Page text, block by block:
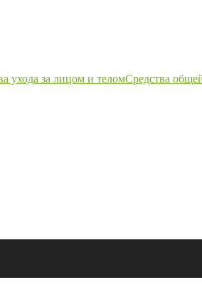
ухода за лицом и теломСредства